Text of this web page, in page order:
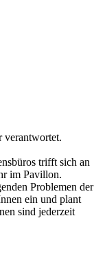
verantwortet.
trifft sich an
im Pavillon.
Problemen der
ein und plant
sind jederzeit